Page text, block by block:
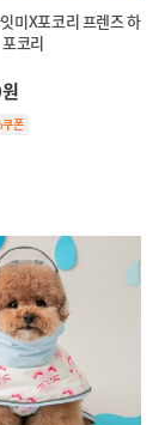
미X포코리 프렌즈 하
코리
폰